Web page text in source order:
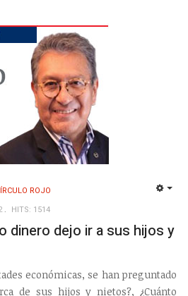
ROJO
HITS: 1514
dinero dejo ir a sus hijos y
económicas, se han preguntado
de sus hijos y nietos?, ¿Cuánto